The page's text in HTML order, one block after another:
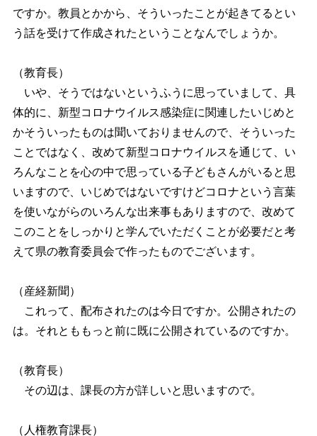
ですか。教員とかから、そういったことが起きてるとい
う話を受けて作成されたということなんでしょうか。
（教育長）
いや、そうではないというふうに思っていまして、具
体的に、新型コロナウイルス感染症に関連したいじめと
かそういったものは聞いておりませんので、そういった
ことではなく、改めて新型コロナウイルスを通じて、い
ろんなことを心の中で思っている子どもさんがいると思
いますので、いじめではないですけどコロナという言葉
を使いながらのいろんな出来事もありますので、改めて
このことをしっかりと学んでいただくことが必要だと考
えて県の教育委員会で作ったものでございます。
（産経新聞）
これって、配布されたのは今日ですか。公開されたの
は。それとももっと前に既に公開されているのですか。
（教育長）
その辺は、課長の方が詳しいと思いますので。
（人権教育課長）